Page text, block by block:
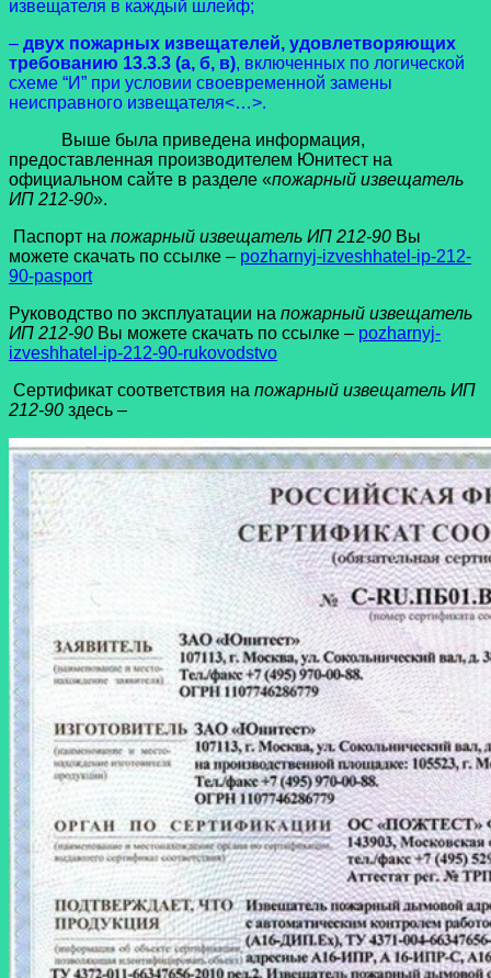
извещателя в каждый шлейф;
– двух пожарных извещателей, удовлетворяющих
требованию 13.3.3 (а, б, в), включенных по логической
схеме “И” при условии своевременной замены
неисправного извещателя<…>.
Выше была приведена информация,
предоставленная производителем Юнитест на
официальном сайте в разделе «пожарный извещатель
ИП 212-90».
Паспорт на пожарный извещатель ИП 212-90 Вы
можете скачать по ссылке – pozharnyj-izveshhatel-ip-212-
90-pasport
Руководство по эксплуатации на пожарный извещатель
ИП 212-90 Вы можете скачать по ссылке – pozharnyj-
izveshhatel-ip-212-90-rukovodstvo
Сертификат соответствия на пожарный извещатель ИП
212-90 здесь –